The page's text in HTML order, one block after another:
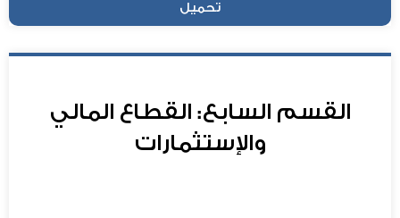
تحميل
القسم السابع: القطاع المالي
والإستثمارات